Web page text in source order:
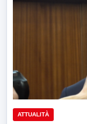
ATTUALITÀ